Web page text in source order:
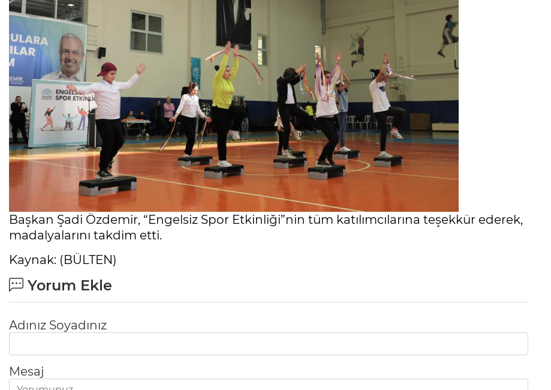
Başkan Şadi Özdemir, “Engelsiz Spor Etkinliği”nin tüm katılımcılarına teşekkür ederek,
madalyalarını takdim etti.
Kaynak: (BÜLTEN)
Yorum Ekle
Adınız Soyadınız
Mesaj